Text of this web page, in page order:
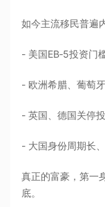
如今主流移民普遍
- 美国EB‑5投资门
- 欧洲希腊、葡萄
- 英国、德国关停
- 大国身份周期长
真正的富豪，第一
底。